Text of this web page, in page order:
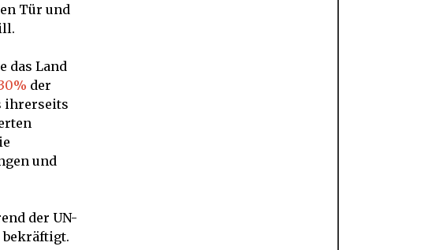
Tür und
das Land
der
ihrerseits
und
der UN-
bekräftigt.